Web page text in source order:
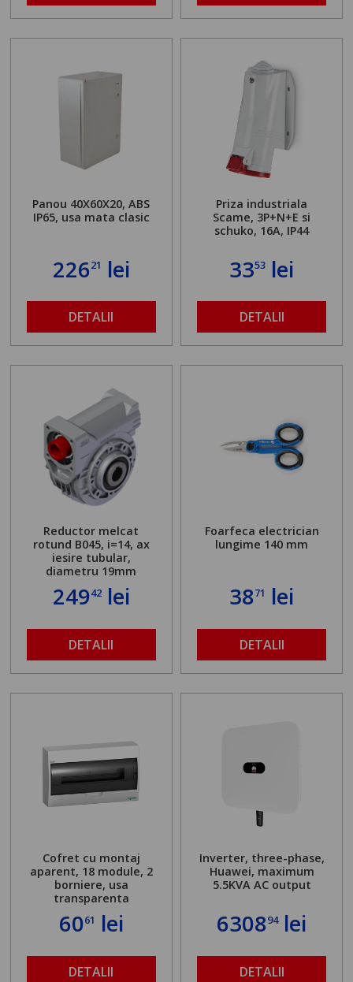
Panou 40X60X20, ABS
IP65, usa mata clasic
22621 lei
DETALII
Priza industriala
Scame, 3P+N+E si
schuko, 16A, IP44
3353 lei
DETALII
Reductor melcat
rotund B045, i=14, ax
iesire tubular,
diametru 19mm
24942lei
DETALII
Foarfeca electrician
lungime 140 mm
3871 lei
DETALII
Cofret cu montaj
aparent, 18 module, 2
borniere, usa
transparenta
6061 lei
DETALII
Inverter, three-phase,
Huawei, maximum
5.5KVA AC output
630894lei
DETALII